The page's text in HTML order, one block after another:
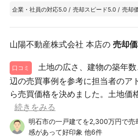
企業・社員の対応5.0 / 売却スピード5.0 / 売却
山陽不動産株式会社 本店の 売却
口コミ
土地の広さ、建物の築年
辺の売買事例を参考に担当者のア
ら売買価格を決めました。土地価
続きをみる
明石市の一戸建てを2,300万円で
感があって好印象 他6件